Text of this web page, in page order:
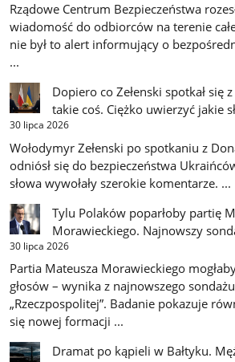
Rządowe Centrum Bezpieczeństwa
wiadomość do odbiorców na terenie
nie był to alert informujący o
...
Dopiero co Zełenski spotkał się
takie coś. Ciężko uwierzyć jakie
30 lipca 2026
Wołodymyr Zełenski po spotkaniu z
odniósł się do bezpieczeństwa
słowa wywołały szerokie komentarze. ...
Tylu Polaków poparłoby partię
Morawieckiego. Najnowszy
30 lipca 2026
Partia Mateusza Morawieckiego
głosów – wynika z najnowszego
„Rzeczpospolitej”. Badanie pokazuje
się nowej formacji ...
Dramat po kąpieli w Bałtyku.